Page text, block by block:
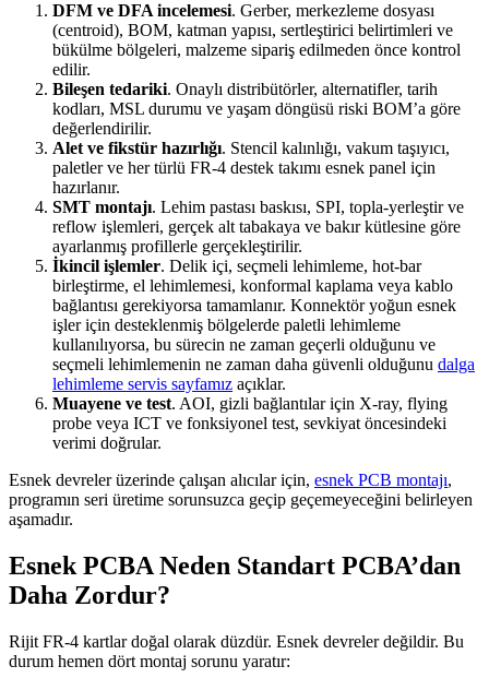
DFM ve DFA incelemesi. Gerber, merkezleme dosyası
(centroid), BOM, katman yapısı, sertleştirici belirtimleri ve
bükülme bölgeleri, malzeme sipariş edilmeden önce kontrol
edilir.
Bileşen tedariki. Onaylı distribütörler, alternatifler, tarih
kodları, MSL durumu ve yaşam döngüsü riski BOM’a göre
değerlendirilir.
Alet ve fikstür hazırlığı. Stencil kalınlığı, vakum taşıyıcı,
paletler ve her türlü FR-4 destek takımı esnek panel için
hazırlanır.
SMT montajı. Lehim pastası baskısı, SPI, topla-yerleştir ve
reflow işlemleri, gerçek alt tabakaya ve bakır kütlesine göre
ayarlanmış profillerle gerçekleştirilir.
İkincil işlemler. Delik içi, seçmeli lehimleme, hot-bar
birleştirme, el lehimlemesi, konformal kaplama veya kablo
bağlantısı gerekiyorsa tamamlanır. Konnektör yoğun esnek
işler için desteklenmiş bölgelerde paletli lehimleme
kullanılıyorsa, bu sürecin ne zaman geçerli olduğunu ve
seçmeli lehimlemenin ne zaman daha güvenli olduğunu dalga
lehimleme servis sayfamız açıklar.
Muayene ve test. AOI, gizli bağlantılar için X-ray, flying
probe veya ICT ve fonksiyonel test, sevkiyat öncesindeki
verimi doğrular.
Esnek devreler üzerinde çalışan alıcılar için, esnek PCB montajı,
programın seri üretime sorunsuzca geçip geçemeyeceğini belirleyen
aşamadır.
Esnek PCBA Neden Standart PCBA’dan
Daha Zordur?
Rijit FR-4 kartlar doğal olarak düzdür. Esnek devreler değildir. Bu
durum hemen dört montaj sorunu yaratır: